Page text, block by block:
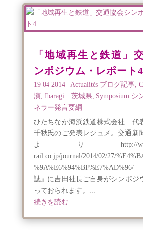
「地域再生と鉄道」
ンポジウム・レポート4
19 04 2014| Actualités ブログ記事,
演, Ibaragi 茨城県, Symposium シ
ネラー発言要綱
ひたちなか海浜鉄道株式会社 代
千秋氏のご発表レジュメ。交通新
よりhttp://
rail.co.jp/journal/2014/02/27/
誌』に吉田社長ご自身がシンポジ
っておられます。...
続きを読む